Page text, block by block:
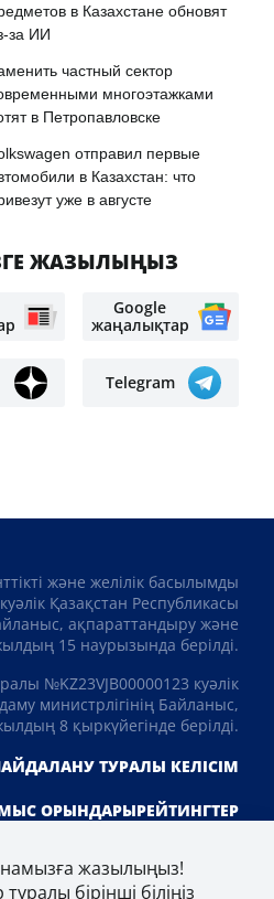
в Казахстане обновят
за ИИ
частный сектор
многоэтажками
в Петропавловске
отправил первые
в Казахстан: что
уже в августе
ЖАЗЫЛЫҢЫЗ
Google
жаңалықтар
Telegram
және желілік басылымды
Қазақстан Республикасы
ақпараттандыру және
15 наурызында берілді.
№KZ23VJB00000123 куәлік
министрлігінің Байланыс,
8 қыркүйегінде берілді.
ТУРАЛЫ КЕЛІСІМ
ОРЫНДАРЫРЕЙТИНГТЕР
жазылыңыз!
бірінші біліңіз